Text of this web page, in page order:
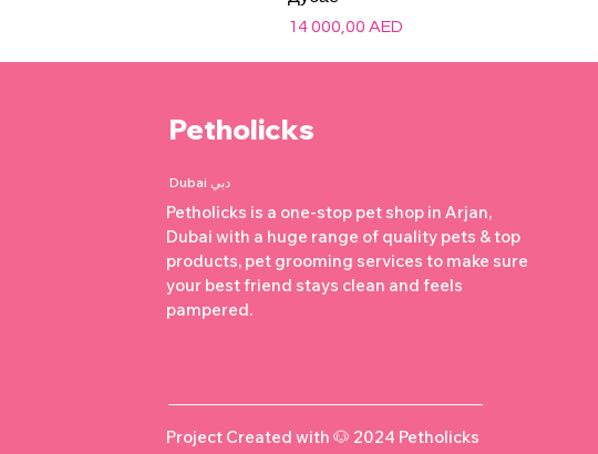
Цена
14 000,00 AED
Petholicks
Dubai دبي
Petholicks is a one-stop pet shop in Arjan,
Dubai with a huge range of quality pets & top
products, pet grooming services to make sure
your best friend stays clean and feels
pampered.
Project Created with 🐶 2024 Petholicks